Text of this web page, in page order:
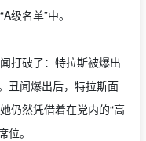
级名单”中。
打破了：特拉斯被爆出
丑闻爆出后，特拉斯面
仍然凭借着在党内的“高
。